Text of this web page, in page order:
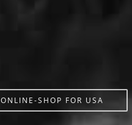
ONLINE-SHOP FOR USA